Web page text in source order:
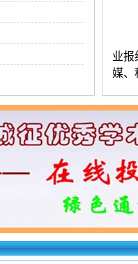
业报
媒、
练，
（两
简
右上
失败